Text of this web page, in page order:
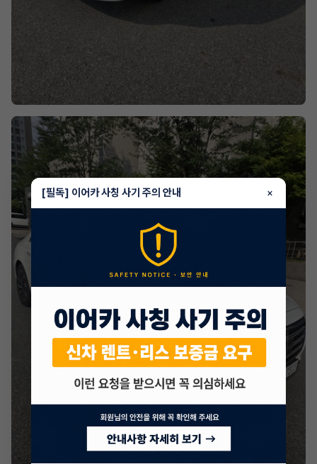
[필독] 이어카 사칭 사기 주의 안내 ×